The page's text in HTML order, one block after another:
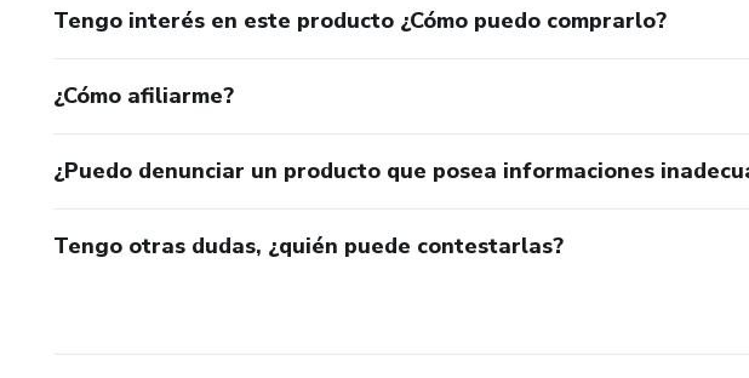
Tengo interés en este producto ¿Cómo puedo comprarlo?
¿Cómo afiliarme?
¿Puedo denunciar un producto que posea informaciones
Tengo otras dudas, ¿quién puede contestarlas?